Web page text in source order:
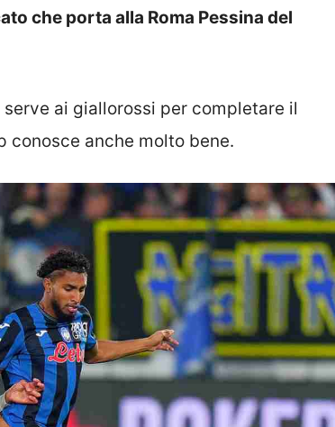
che porta alla Roma Pessina del
ai giallorossi per completare il
conosce anche molto bene.